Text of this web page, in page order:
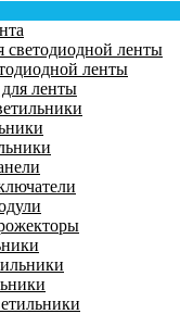
светодиодной ленты
ленты
ленты